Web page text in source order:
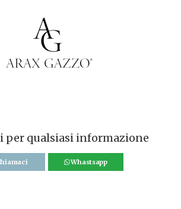
per qualsiasi informazione
Whastsapp